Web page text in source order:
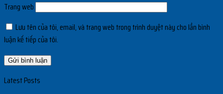
Trang web
Lưu tên của tôi, email, và trang web trong trình duyệt này cho lần bình
luận kế tiếp của tôi.
Latest Posts